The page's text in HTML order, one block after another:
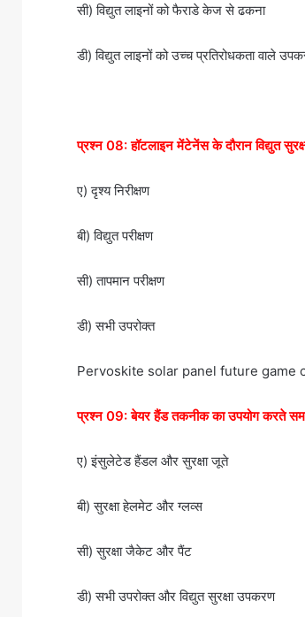
सी) विद्युत लाइनों को फैराडे केज से ढकना
डी) विद्युत लाइनों को उच्च प्रतिरोधकता वाले
प्रश्न 08: हॉटलाइन मेंटेनेंस के दौरान विद्युत
ए) दृश्य निरीक्षण
बी) विद्युत परीक्षण
सी) तापमान परीक्षण
डी) सभी उपरोक्त
Pervoskite solar panel future game
प्रश्न 09: बेयर हैंड तकनीक का उपयोग करते
ए) इंसुलेटेड हैंडल और सुरक्षा जूते
बी) सुरक्षा हेलमेट और ग्लव्स
सी) सुरक्षा जैकेट और पैंट
डी) सभी उपरोक्त और विद्युत सुरक्षा उपकरण